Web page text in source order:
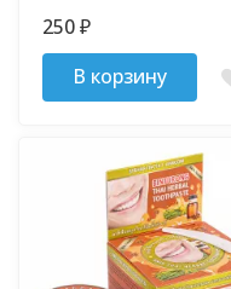
33 гр
250₽
В корзину